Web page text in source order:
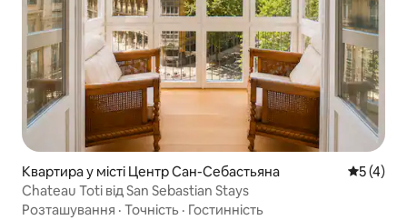
Квартира у місті Центр Сан-Себастьяна Середня
5 (4)
Chateau Toti від San Sebastian Stays
Розташування · Точність · Гостинність